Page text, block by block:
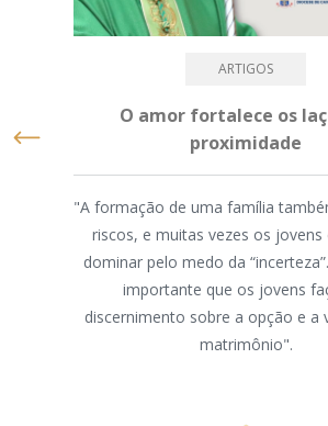
ARTIGOS
O amor fortalece os
proximidade
"A formação de uma família
riscos, e muitas vezes os jovens
dominar pelo medo da
importante que os jovens
discernimento sobre a opção e a
matrimônio".